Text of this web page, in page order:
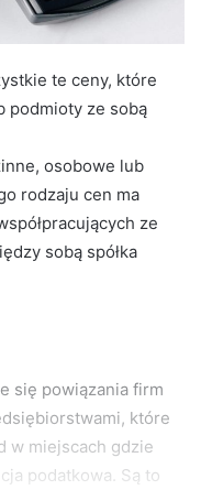
te ceny, które
podmioty ze sobą
osobowe lub
rodzaju cen ma
ze
sobą spółka
się powiązania firm
które
w miejscach gdzie
podatkowa. Są to